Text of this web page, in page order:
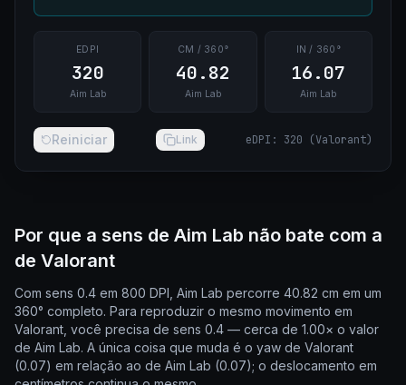
EDPI
320
Aim Lab
CM / 360°
40.82
Aim Lab
IN / 360°
16.07
Aim Lab
Reiniciar Link eDPI : 320 (Valorant)
Por que a sens de Aim Lab não bate com a
de Valorant
Com sens 0.4 em 800 DPI, Aim Lab percorre 40.82 cm em um
360° completo. Para reproduzir o mesmo movimento em
Valorant, você precisa de sens 0.4 — cerca de 1.00× o valor
de Aim Lab. A única coisa que muda é o yaw de Valorant
(0.07) em relação ao de Aim Lab (0.07); o deslocamento em